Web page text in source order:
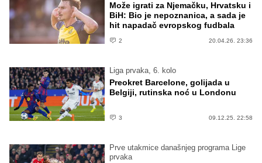
Može igrati za Njemačku, Hrvatsku i
BiH: Bio je nepoznanica, a sada je
hit napadač evropskog fudbala
2 20.04.26. 23:36
Liga prvaka, 6. kolo
Preokret Barcelone, golijada u
Belgiji, rutinska noć u Londonu
3 09.12.25. 22:58
Prve utakmice današnjeg programa Lige
prvaka